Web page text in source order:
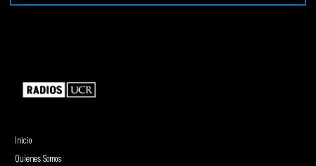
Inicio
Quienes Somos